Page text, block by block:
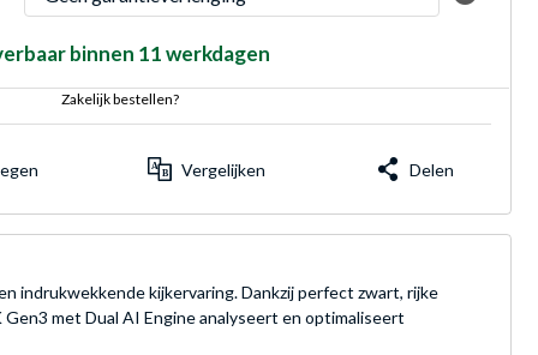
binnen 11 werkdagen
Zakelijk bestellen?
Vergelijken Delen
indrukwekkende kijkervaring. Dankzij perfect zwart, rijke
met Dual AI Engine analyseert en optimaliseert